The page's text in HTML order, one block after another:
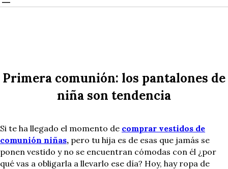
Primera comunión: los pantalones de
niña son tendencia
Si te ha llegado el momento de comprar vestidos de
comunión niñas, pero tu hija es de esas que jamás se
ponen vestido y no se encuentran cómodas con él ¿por
qué vas a obligarla a llevarlo ese día? Hoy, hay ropa de